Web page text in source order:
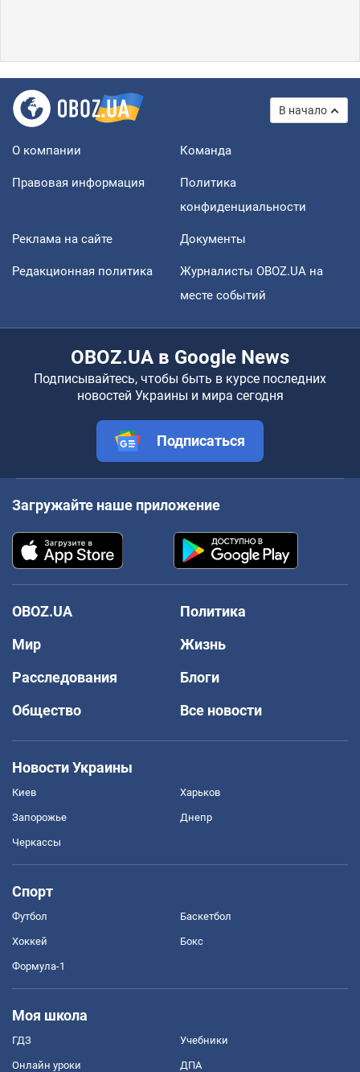
В начало
О компании Команда
Правовая информация
Политика
конфиденциальности
Реклама на сайте Документы
Редакционная политика
Журналисты OBOZ.UA на
месте событий
OBOZ.UA в Google News
Подписывайтесь, чтобы быть в курсе последних
новостей Украины и мира сегодня
Подписаться
Загружайте наше приложение
OBOZ.UA
Политика
Мир
Жизнь
Расследования
Блоги
Общество
Все новости
Новости Украины
Киев Харьков
Запорожье Днепр
Черкассы
Спорт
Футбол Баскетбол
Хоккей Бокс
Формула-1
Моя школа
ГДЗ Учебники
Онлайн уроки ДПА